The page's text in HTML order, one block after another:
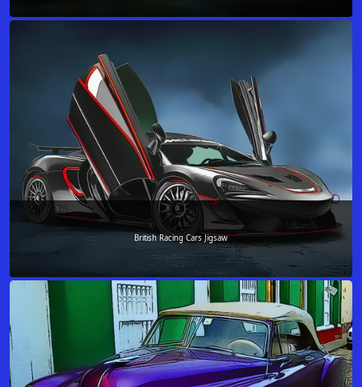
British Racing Cars Jigsaw